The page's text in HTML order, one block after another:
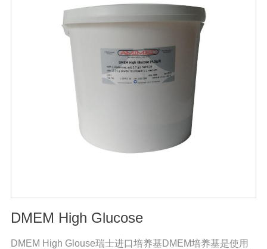
DMEM High Glucose
DMEM High Glouse瑞士进口培养基DMEM培养基是使用